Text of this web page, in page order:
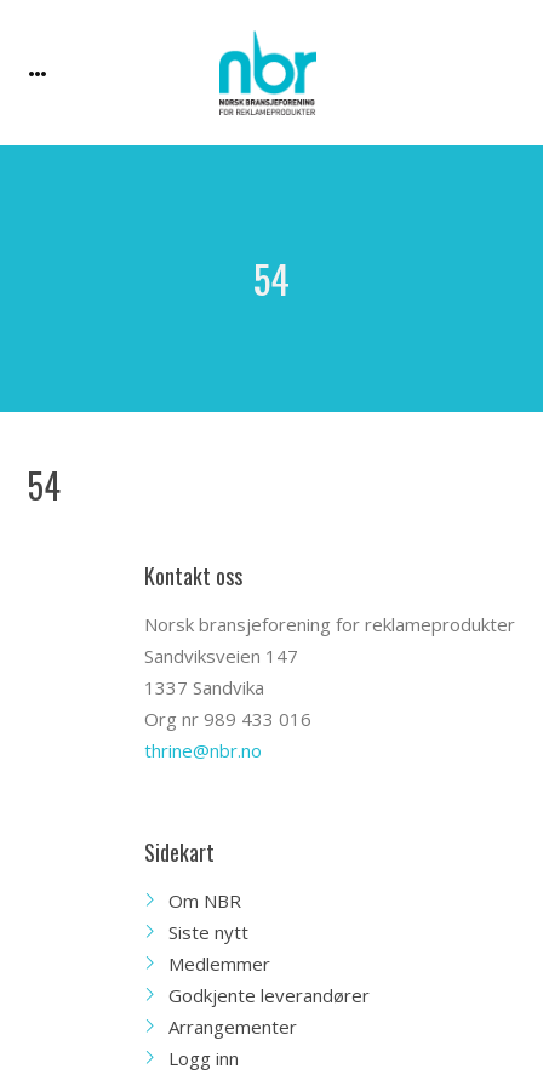
54
54
Kontakt oss
Norsk bransjeforening for reklameprodukter
Sandviksveien 147
1337 Sandvika
Org nr 989 433 016
thrine@nbr.no
Sidekart
Om NBR
Siste nytt
Medlemmer
Godkjente leverandører
Arrangementer
Logg inn